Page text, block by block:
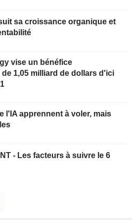
sa croissance organique et
vise un bénéfice
1,05 milliard de dollars d'ici
l'IA apprennent à voler, mais
- Les facteurs à suivre le 6